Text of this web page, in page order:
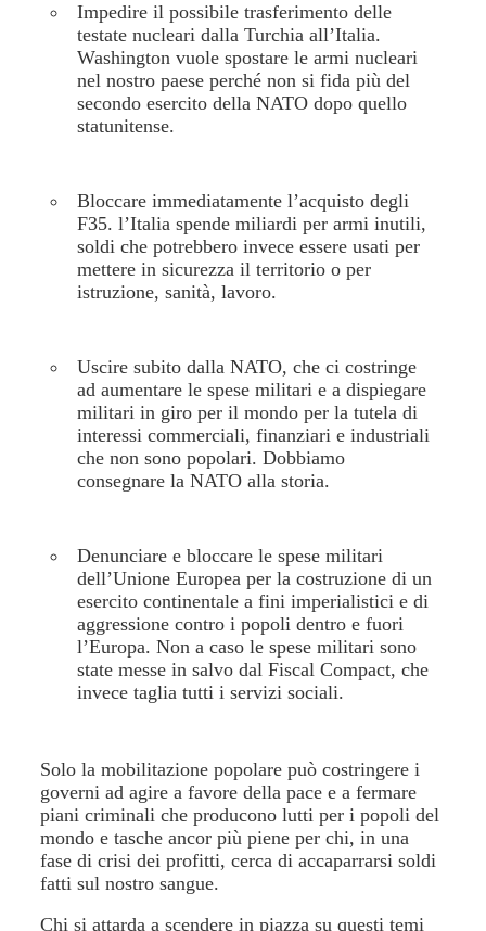
Impedire il possibile trasferimento delle
testate nucleari dalla Turchia all’Italia.
Washington vuole spostare le armi nucleari
nel nostro paese perché non si fida più del
secondo esercito della NATO dopo quello
statunitense.
Bloccare immediatamente l’acquisto degli
F35. l’Italia spende miliardi per armi inutili,
soldi che potrebbero invece essere usati per
mettere in sicurezza il territorio o per
istruzione, sanità, lavoro.
Uscire subito dalla NATO, che ci costringe
ad aumentare le spese militari e a dispiegare
militari in giro per il mondo per la tutela di
interessi commerciali, finanziari e industriali
che non sono popolari. Dobbiamo
consegnare la NATO alla storia.
Denunciare e bloccare le spese militari
dell’Unione Europea per la costruzione di un
esercito continentale a fini imperialistici e di
aggressione contro i popoli dentro e fuori
l’Europa. Non a caso le spese militari sono
state messe in salvo dal Fiscal Compact, che
invece taglia tutti i servizi sociali.
Solo la mobilitazione popolare può costringere i
governi ad agire a favore della pace e a fermare
piani criminali che producono lutti per i popoli del
mondo e tasche ancor più piene per chi, in una
fase di crisi dei profitti, cerca di accaparrarsi soldi
fatti sul nostro sangue.
Chi si attarda a scendere in piazza su questi temi